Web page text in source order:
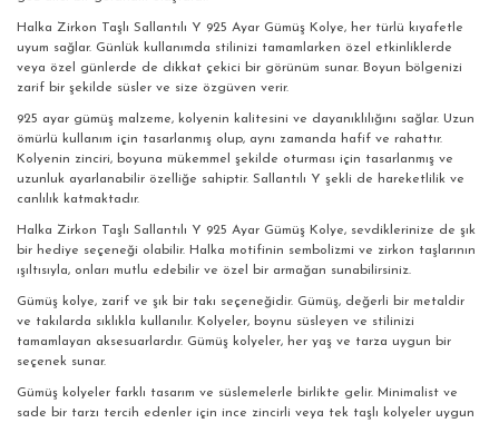
Halka Zirkon Taşlı Sallantılı Y 925 Ayar Gümüş Kolye, her türlü kıyafetle
uyum sağlar. Günlük kullanımda stilinizi tamamlarken özel etkinliklerde
veya özel günlerde de dikkat çekici bir görünüm sunar. Boyun bölgenizi
zarif bir şekilde süsler ve size özgüven verir.
925 ayar gümüş malzeme, kolyenin kalitesini ve dayanıklılığını sağlar. Uzun
ömürlü kullanım için tasarlanmış olup, aynı zamanda hafif ve rahattır.
Kolyenin zinciri, boyuna mükemmel şekilde oturması için tasarlanmış ve
uzunluk ayarlanabilir özelliğe sahiptir. Sallantılı Y şekli de hareketlilik ve
canlılık katmaktadır.
Halka Zirkon Taşlı Sallantılı Y 925 Ayar Gümüş Kolye, sevdiklerinize de şık
bir hediye seçeneği olabilir. Halka motifinin sembolizmi ve zirkon taşlarının
ışıltısıyla, onları mutlu edebilir ve özel bir armağan sunabilirsiniz.
Gümüş kolye, zarif ve şık bir takı seçeneğidir. Gümüş, değerli bir metaldir
ve takılarda sıklıkla kullanılır. Kolyeler, boynu süsleyen ve stilinizi
tamamlayan aksesuarlardır. Gümüş kolyeler, her yaş ve tarza uygun bir
seçenek sunar.
Gümüş kolyeler farklı tasarım ve süslemelerle birlikte gelir. Minimalist ve
sade bir tarzı tercih edenler için ince zincirli veya tek taşlı kolyeler uygun